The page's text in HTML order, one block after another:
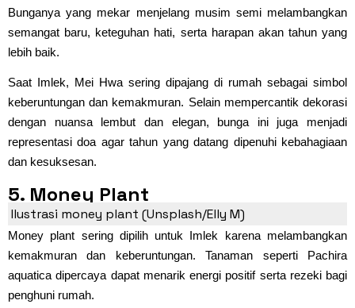
Bunganya yang mekar menjelang musim semi melambangkan
semangat baru, keteguhan hati, serta harapan akan tahun yang
lebih baik.
Saat Imlek, Mei Hwa sering dipajang di rumah sebagai simbol
keberuntungan dan kemakmuran. Selain mempercantik dekorasi
dengan nuansa lembut dan elegan, bunga ini juga menjadi
representasi doa agar tahun yang datang dipenuhi kebahagiaan
dan kesuksesan.
5. Money Plant
Ilustrasi money plant (Unsplash/Elly M)
Money plant sering dipilih untuk Imlek karena melambangkan
kemakmuran dan keberuntungan. Tanaman seperti Pachira
aquatica dipercaya dapat menarik energi positif serta rezeki bagi
penghuni rumah.